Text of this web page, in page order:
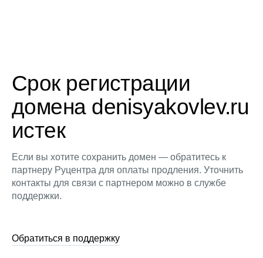
Срок регистрации
домена denisyakovlev.ru
истек
Если вы хотите сохранить домен — обратитесь к
партнеру Руцентра для оплаты продления. Уточнить
контакты для связи с партнером можно в службе
поддержки.
Обратиться в поддержку